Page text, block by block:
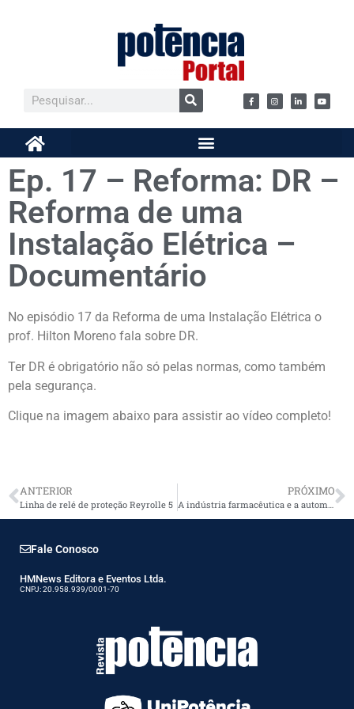
Ep. 17 – Reforma: DR –
Reforma de uma
Instalação Elétrica –
Documentário
No episódio 17 da Reforma de uma Instalação Elétrica o
prof. Hilton Moreno fala sobre DR.
Ter DR é obrigatório não só pelas normas, como também
pela segurança.
Clique na imagem abaixo para assistir ao vídeo completo!
ANTERIOR
Linha de relé de proteção Reyrolle 5
PRÓXIMO
Fale Conosco
HMNews Editora e Eventos Ltda.
CNPJ: 20.958.939/0001-70